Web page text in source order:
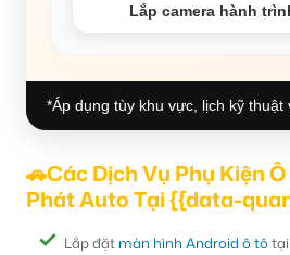
Lắp camera hành
*Áp dụng tùy khu vực, lịch kỹ thuật
🚗Các Dịch Vụ Phụ Kiện
Phát Auto Tại {{data-
Lắp đặt màn hình Android ô tô